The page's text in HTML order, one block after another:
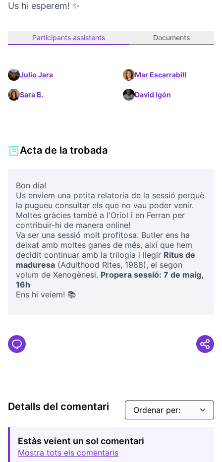
Us hi esperem! ✨
Participants assistents Documents
Julio Jara Mar Escarrabill
Sara B. David Igón
Acta de la trobada
Bon dia!
Us enviem una petita relatoria de la sessió perquè
la pugueu consultar els que no vau poder venir.
Moltes gràcies també a l'Oriol i en Ferran per
contribuir-hi de manera online!
Va ser una sessió molt profitosa. Butler ens ha
deixat amb moltes ganes de més, així que hem
decidit continuar amb la trilogia i llegir Ritus de
maduresa (Adulthood Rites, 1988), el segon
volum de Xenogènesi. Propera sessió: 7 de maig,
16h
Ens hi veiem! 📚
Detalls del comentari
Estàs veient un sol comentari
Mostra tots els comentaris